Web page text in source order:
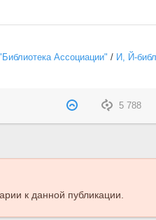
Ассоциации" / И, Й-
5 788
к данной публикации.